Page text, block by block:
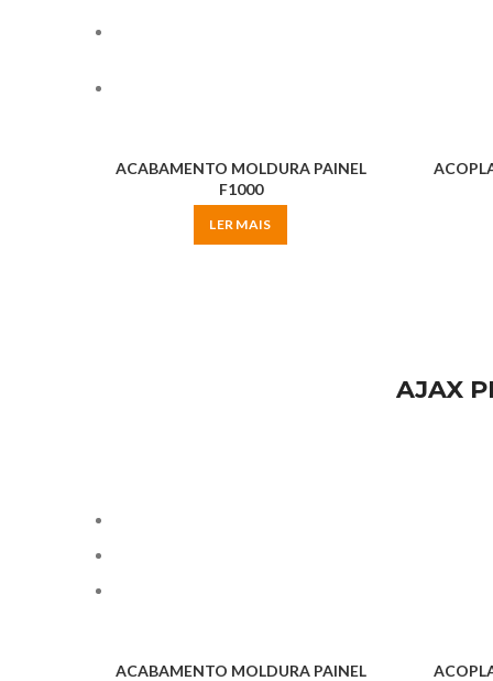
ACABAMENTO MOLDURA PAINEL
F1000
LER MAIS
AJAX
ACABAMENTO MOLDURA PAINEL